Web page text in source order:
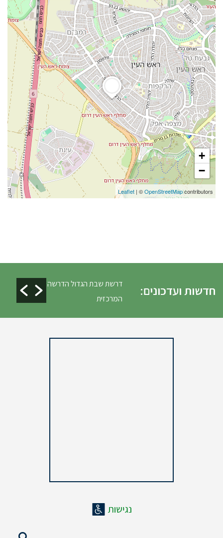
+
−
Leaflet | ©OpenStreetMapcontributors
חדשות ועדכונים:
דרשת שבת הגדול הדרשה
המרכזית